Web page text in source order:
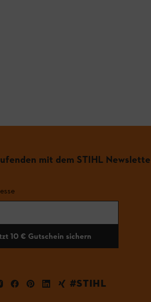
mit dem STIHL
10 € Gutschein sichern
#STIHL